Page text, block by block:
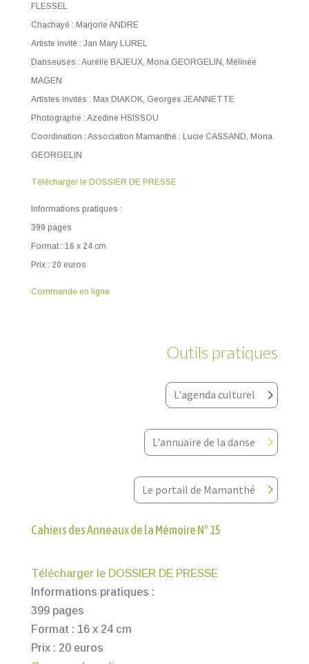
FLESSEL
Chachayé : Marjorie ANDRE
Artiste invité : Jan Mary LUREL
Danseuses : Aurélie BAJEUX, Mona GEORGELIN, Mélinée
MAGEN
Artistes invités : Max DIAKOK, Georges JEANNETTE
Photographe : Azedine HSISSOU
Coordination : Association Mamanthé : Lucie CASSAND, Mona
GEORGELIN
Télécharger le DOSSIER DE PRESSE
Informations pratiques :
399 pages
Format : 16 x 24 cm
Prix : 20 euros
Commande en ligne
Outils pratiques
L'agenda culturel
L'annuaire de la danse
Le portail de Mamanthé
Cahiers des Anneaux de la Mémoire N° 15
Télécharger le DOSSIER DE PRESSE
Informations pratiques :
399 pages
Format : 16 x 24 cm
Prix : 20 euros